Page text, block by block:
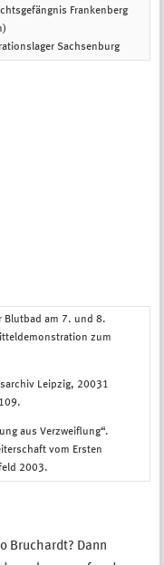
Frankenberg
Sachsenburg
Blutbad am 7. und 8.
zum
Leipzig, 20031
aus Verzweiflung“.
vom Ersten
2003.
Bruchardt? Dann